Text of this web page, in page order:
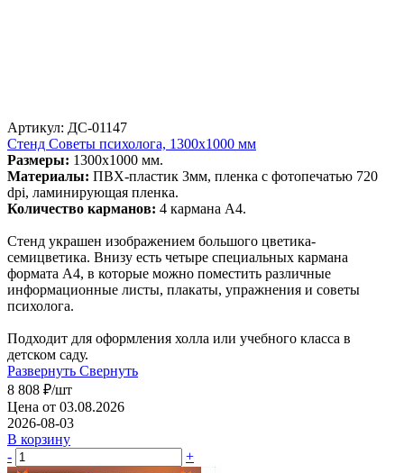
Артикул: ДС-01147
Стенд Советы психолога, 1300х1000 мм
Размеры: 1300х1000 мм.
Материалы: ПВХ-пластик 3мм, пленка с фотопечатью 720
dpi, ламинирующая пленка.
Количество карманов: 4 кармана А4.
Стенд украшен изображением большого цветика-
семицветика. Внизу есть четыре специальных кармана
формата А4, в которые можно поместить различные
информационные листы, плакаты, упражнения и советы
психолога.
Подходит для оформления холла или учебного класса в
детском саду.
Развернуть Свернуть
8 808 ₽/шт
Цена от 03.08.2026
2026-08-03
В корзину
-
+